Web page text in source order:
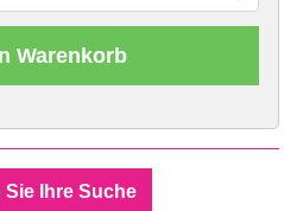
Warenkorb
Sie Ihre Suche